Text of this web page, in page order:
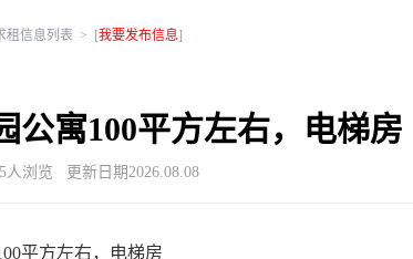
租信息列表 > [我要发布信息]
公寓100平方左右，电梯房
人浏览 更新日期2026.08.08
平方左右，电梯房